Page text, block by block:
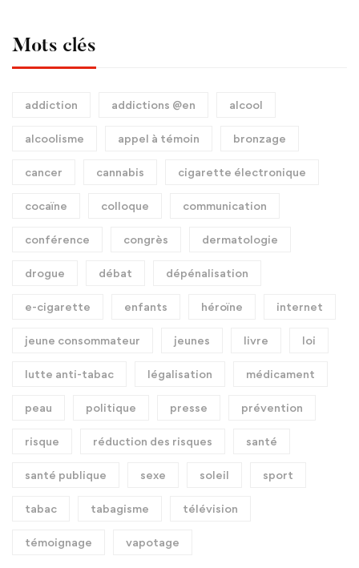
Mots clés
addiction addictions @en alcool
alcoolisme appel à témoin bronzage
cancer cannabis cigarette électronique
cocaïne colloque communication
conférence congrès dermatologie
drogue débat dépénalisation
e-cigarette enfants héroïne internet
jeune consommateur jeunes livre loi
lutte anti-tabac légalisation médicament
peau politique presse prévention
risque réduction des risques santé
santé publique sexe soleil sport
tabac tabagisme télévision
témoignage vapotage